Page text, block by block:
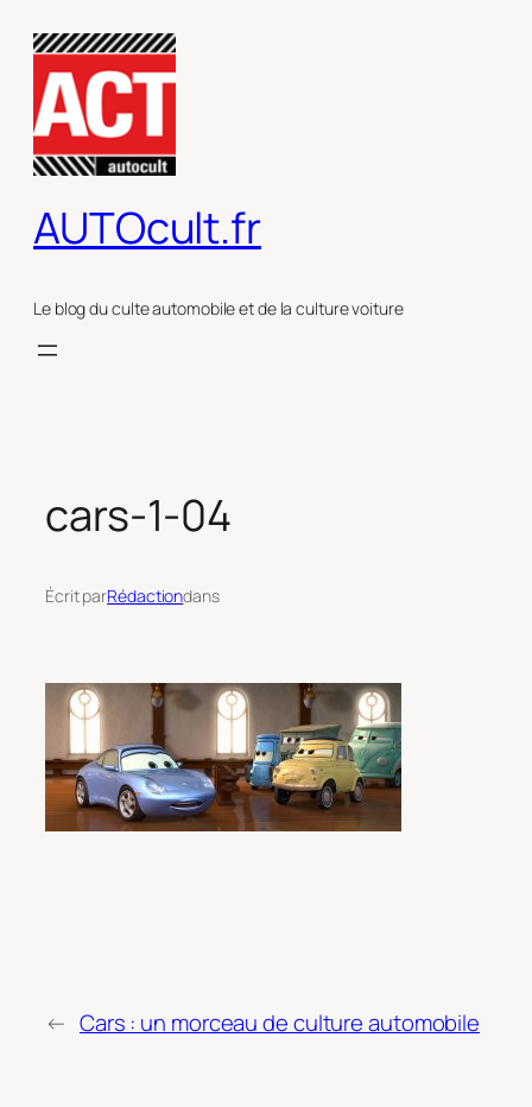
contenu
AUTOcult.fr
Le blog du culte automobile et de la culture voiture
cars-1-04
Écrit parRédactiondans
← Cars : un morceau de culture automobile